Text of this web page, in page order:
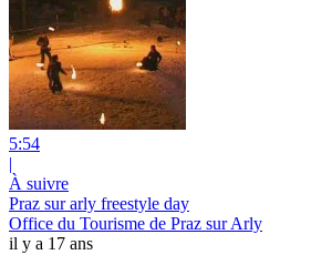
5:54
|
À suivre
Praz sur arly freestyle day
Office du Tourisme de Praz sur Arly
il y a 17 ans